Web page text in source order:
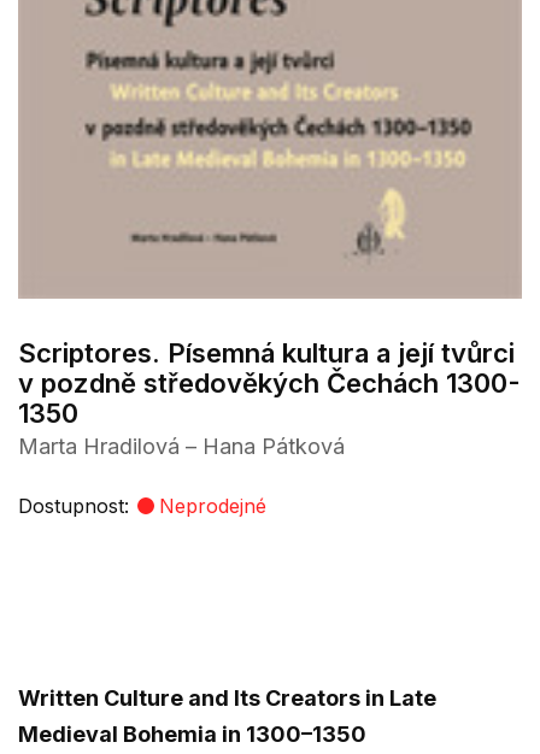
Scriptores. Písemná kultura a její tvůrci
v pozdně středověkých Čechách 1300-
1350
Marta Hradilová – Hana Pátková
Dostupnost: Neprodejné
Written Culture and Its Creators in Late
Medieval Bohemia in 1300–1350